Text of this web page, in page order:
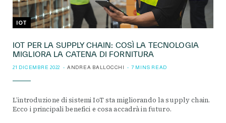
IOT
IOT PER LA SUPPLY CHAIN: COSÌ LA TECNOLOGIA
MIGLIORA LA CATENA DI FORNITURA
21 DICEMBRE 2022 ANDREA BALLOCCHI 7 MINS READ
L’introduzione di sistemi IoT sta migliorando la supply chain.
Ecco i principali benefici e cosa accadrà in futuro.